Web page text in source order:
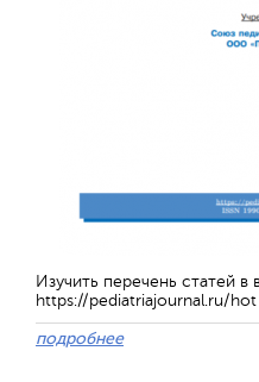
Изучить перечень статей
https://pediatriajournal.ru/hot
подробнее